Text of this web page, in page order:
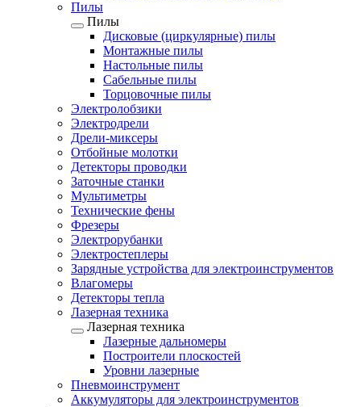
Пилы
Пилы
Дисковые (циркулярные) пилы
Монтажные пилы
Настольные пилы
Сабельные пилы
Торцовочные пилы
Электролобзики
Электродрели
Дрели-миксеры
Отбойные молотки
Детекторы проводки
Заточные станки
Мультиметры
Технические фены
Фрезеры
Электрорубанки
Электростеплеры
Зарядные устройства для электроинструментов
Влагомеры
Детекторы тепла
Лазерная техника
Лазерная техника
Лазерные дальномеры
Построители плоскостей
Уровни лазерные
Пневмоинструмент
Аккумуляторы для электроинструментов